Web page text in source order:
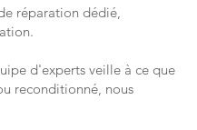
réparation dédié,
d'experts veille à ce que
reconditionné, nous